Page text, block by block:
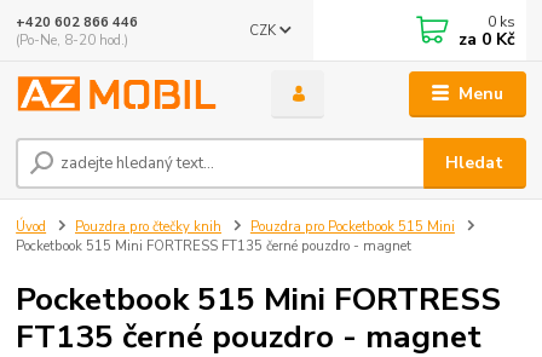
Menu
CZK
Hledat
+420 602 866 446
(Po-Ne, 8-20 hod.)
0 ks
za 0 Kč
Úvod Pouzdra pro čtečky knih
Pouzdra pro Pocketbook 515 Mini
Pocketbook 515 Mini FORTRESS FT135 černé pouzdro - magnet
Pocketbook 515 Mini FORTRESS
FT135 černé pouzdro - magnet